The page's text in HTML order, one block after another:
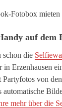
auf dem
schon die
in Erzenhausen
von den
automatische
mehr über die